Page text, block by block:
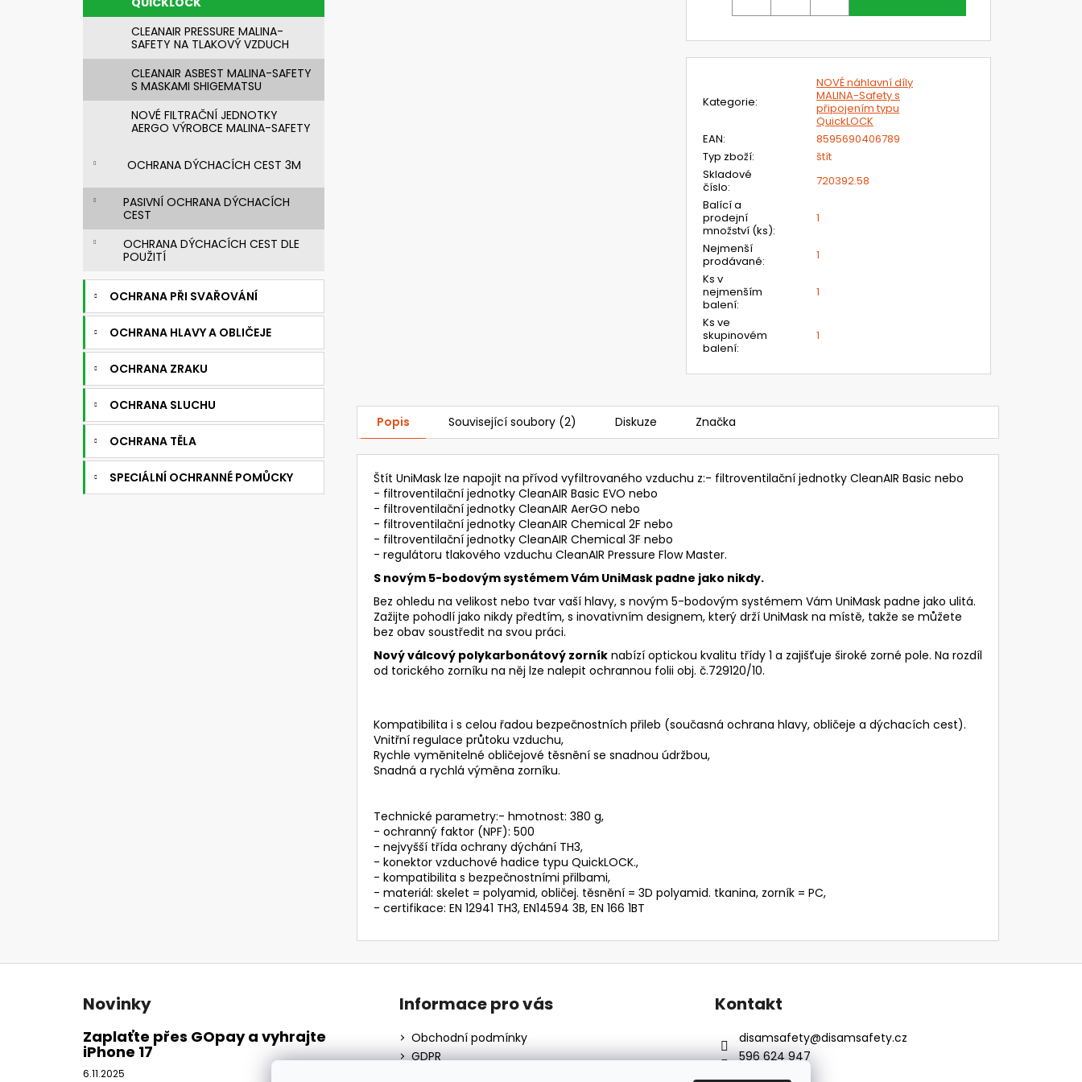
CLEANAIR PRESSURE MALINA-
SAFETY NA TLAKOVÝ VZDUCH
CLEANAIR ASBEST MALINA-SAFETY
S MASKAMI SHIGEMATSU
NOVÉ FILTRAČNÍ JEDNOTKY
AERGO VÝROBCE MALINA-SAFETY
OCHRANA DÝCHACÍCH CEST 3M
PASIVNÍ OCHRANA DÝCHACÍCH
CEST
OCHRANA DÝCHACÍCH CEST DLE
POUŽITÍ
OCHRANA PŘI SVAŘOVÁNÍ
OCHRANA HLAVY A OBLIČEJE
OCHRANA ZRAKU
OCHRANA SLUCHU
OCHRANA TĚLA
SPECIÁLNÍ OCHRANNÉ POMŮCKY
Kategorie:
NOVÉ náhlavní díly
MALINA-Safety s
připojením typu
QuickLOCK
EAN:
8595690406789
Typ zboží:
štít
Skladové
číslo:
720392.58
Balící a
prodejní
množství (ks):
1
Nejmenší
prodávané:
1
Ks v
nejmenším
balení:
1
Ks ve
skupinovém
balení:
1
Popis Související soubory (2) Diskuze Značka
Štít UniMask lze napojit na přívod vyfiltrovaného vzduchu z:- filtroventilační jednotky CleanAIR Basic nebo
- filtroventilační jednotky CleanAIR Basic EVO nebo
- filtroventilační jednotky CleanAIR AerGO nebo
- filtroventilační jednotky CleanAIR Chemical 2F nebo
- filtroventilační jednotky CleanAIR Chemical 3F nebo
- regulátoru tlakového vzduchu CleanAIR Pressure Flow Master.
S novým 5-bodovým systémem Vám UniMask padne jako nikdy.
Bez ohledu na velikost nebo tvar vaší hlavy, s novým 5-bodovým systémem Vám UniMask padne jako ulitá.
Zažijte pohodlí jako nikdy předtím, s inovativním designem, který drží UniMask na místě, takže se můžete
bez obav soustředit na svou práci.
Nový válcový polykarbonátový zorník nabízí optickou kvalitu třídy 1 a zajišťuje široké zorné pole. Na rozdíl
od torického zorníku na něj lze nalepit ochrannou folii obj. č.729120/10.
Kompatibilita i s celou řadou bezpečnostních přileb (současná ochrana hlavy, obličeje a dýchacích cest).
Vnitřní regulace průtoku vzduchu,
Rychle vyměnitelné obličejové těsnění se snadnou údržbou,
Snadná a rychlá výměna zorníku.
Technické parametry:- hmotnost: 380 g,
- ochranný faktor (NPF): 500
- nejvyšší třída ochrany dýchání TH3,
- konektor vzduchové hadice typu QuickLOCK.,
- kompatibilita s bezpečnostními přilbami,
- materiál: skelet = polyamid, obličej. těsnění = 3D polyamid. tkanina, zorník = PC,
- certifikace: EN 12941 TH3, EN14594 3B, EN 166 1BT
Z
Novinky
Zaplaťte přes GOpay a vyhrajte
iPhone 17
6.11.2025
Informace pro vás
Obchodní podmínky
GDPR
Kontakt
disamsafety@disamsafety.cz
596 624 947